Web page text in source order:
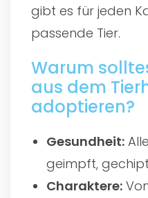
gibt es für jeden
passende Tier.
Warum
aus dem
adoptieren?
Gesundheit:
geimpft,
Charaktere: